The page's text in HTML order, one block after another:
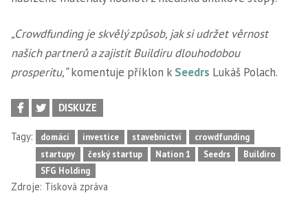
„Crowdfunding je skvělý způsob, jak si udržet věrnost
našich partnerů a zajistit Buildiru dlouhodobou
prosperitu,“komentuje příklon k Seedrs Lukáš Polach.
DISKUZE
Tagy: domácí investice stavebnictví
crowdfunding
startupy
český startup Nation 1 Seedrs
Buildiro
SFG Holding
Zdroje: Tisková zpráva